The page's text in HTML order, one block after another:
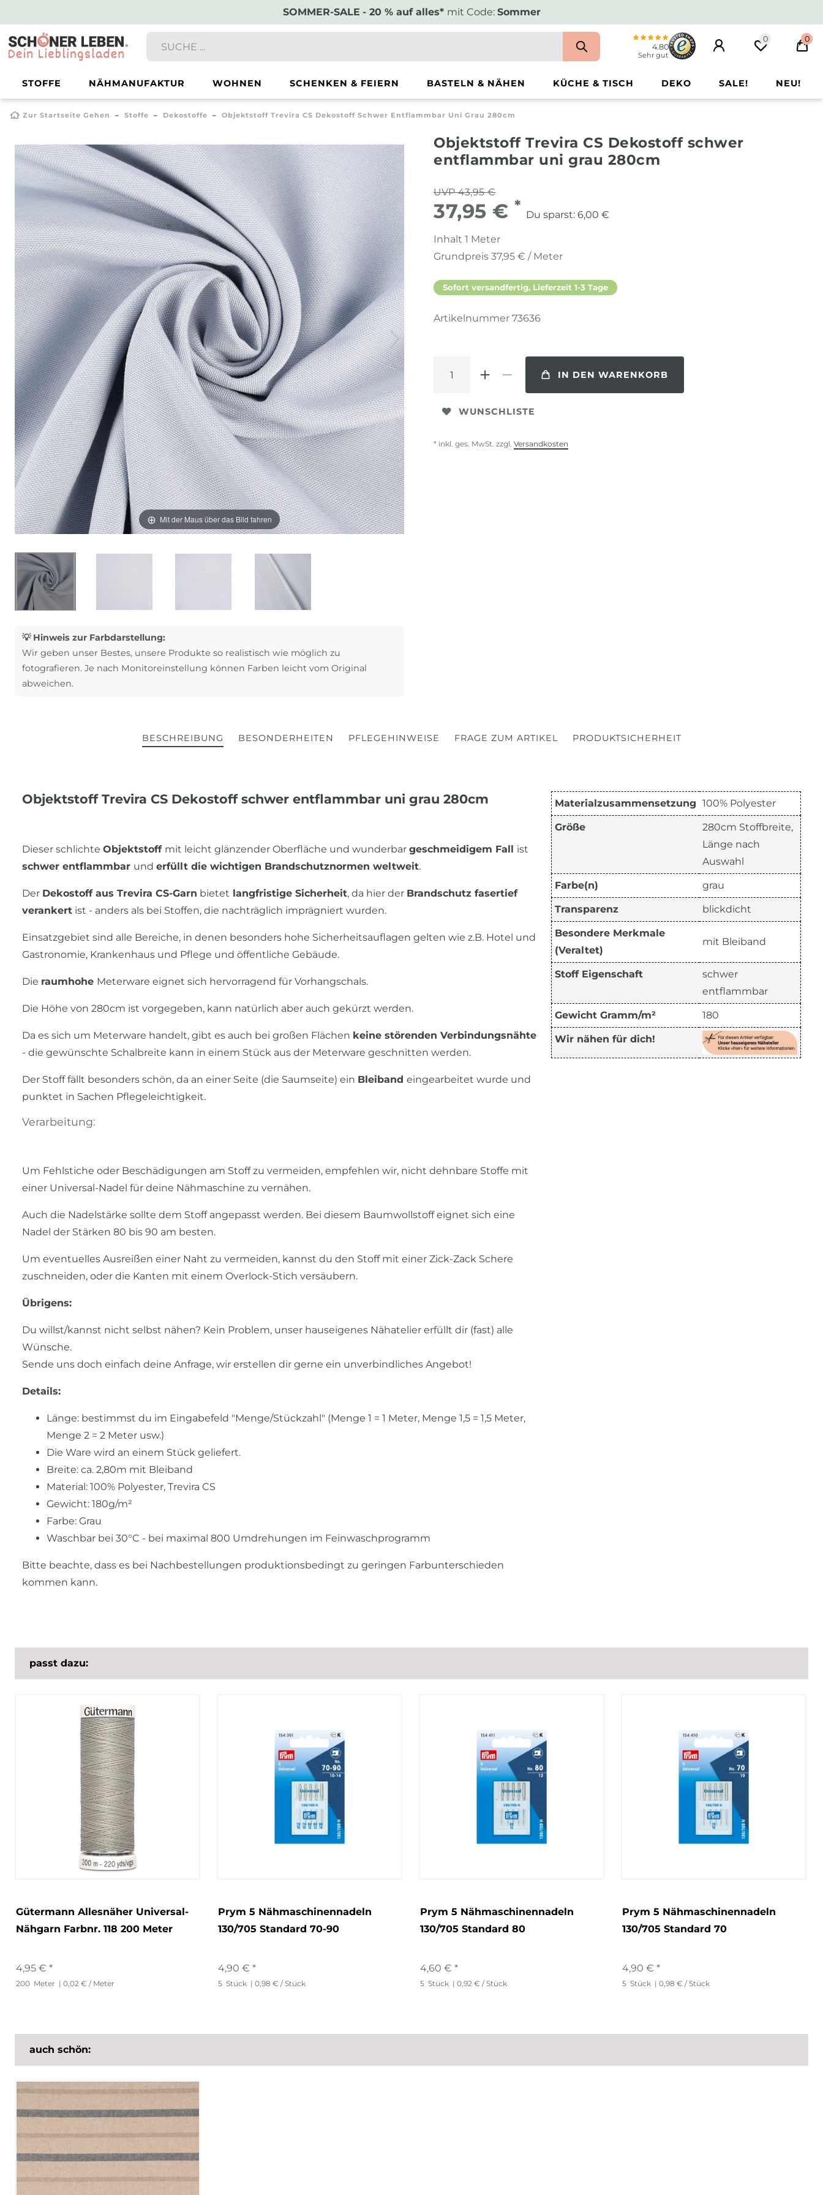
SOMMER-SALE - 20 % auf alles* mit Code: Sommer
4.80
Sehr gut
0 0
STOFFE NÄHMANUFAKTUR WOHNEN SCHENKEN & FEIERN BASTELN & NÄHEN KÜCHE & TISCH DEKO SALE! NEU!
Zur Startseite Gehen Stoffe Dekostoffe Objektstoff Trevira CS Dekostoff Schwer Entflammbar Uni Grau 280cm
Mit der Maus über das Bild fahren
💡 Hinweis zur Farbdarstellung:
Wir geben unser Bestes, unsere Produkte so realistisch wie möglich zu
fotografieren. Je nach Monitoreinstellung können Farben leicht vom Original
abweichen.
Objektstoff Trevira CS Dekostoff schwer
entflammbar uni grau 280cm
UVP 43,95 €
37,95 € *
Du sparst: 6,00 €
Inhalt 1 Meter
Grundpreis 37,95 € / Meter
Sofort versandfertig, Lieferzeit 1-3 Tage
Artikelnummer 73636
IN DEN WARENKORB
WUNSCHLISTE
* inkl. ges. MwSt. zzgl. Versandkosten
BESCHREIBUNG BESONDERHEITEN PFLEGEHINWEISE FRAGE ZUM ARTIKEL PRODUKTSICHERHEIT
Objektstoff Trevira CS Dekostoff schwer entflammbar uni grau 280cm
Dieser schlichte Objektstoff mit leicht glänzender Oberfläche und wunderbar geschmeidigem Fall ist
schwer entflammbar und erfüllt die wichtigen Brandschutznormen weltweit.
Der Dekostoff aus Trevira CS-Garn bietet langfristige Sicherheit, da hier der Brandschutz fasertief
verankert ist - anders als bei Stoffen, die nachträglich imprägniert wurden.
Einsatzgebiet sind alle Bereiche, in denen besonders hohe Sicherheitsauflagen gelten wie z.B. Hotel und
Gastronomie, Krankenhaus und Pflege und öffentliche Gebäude.
Die raumhohe Meterware eignet sich hervorragend für Vorhangschals.
Die Höhe von 280cm ist vorgegeben, kann natürlich aber auch gekürzt werden.
Da es sich um Meterware handelt, gibt es auch bei großen Flächen keine störenden Verbindungsnähte
- die gewünschte Schalbreite kann in einem Stück aus der Meterware geschnitten werden.
Der Stoff fällt besonders schön, da an einer Seite (die Saumseite) ein Bleiband eingearbeitet wurde und
punktet in Sachen Pflegeleichtigkeit.
Verarbeitung:
Um Fehlstiche oder Beschädigungen am Stoff zu vermeiden, empfehlen wir, nicht dehnbare Stoffe mit
einer Universal-Nadel für deine Nähmaschine zu vernähen.
Auch die Nadelstärke sollte dem Stoff angepasst werden. Bei diesem Baumwollstoff eignet sich eine
Nadel der Stärken 80 bis 90 am besten.
Um eventuelles Ausreißen einer Naht zu vermeiden, kannst du den Stoff mit einer Zick-Zack Schere
zuschneiden, oder die Kanten mit einem Overlock-Stich versäubern.
Übrigens:
Du willst/kannst nicht selbst nähen? Kein Problem, unser hauseigenes Nähatelier erfüllt dir (fast) alle
Wünsche.
Sende uns doch einfach deine Anfrage, wir erstellen dir gerne ein unverbindliches Angebot!
Details:
Länge: bestimmst du im Eingabefeld "Menge/Stückzahl" (Menge 1 = 1 Meter, Menge 1,5 = 1,5 Meter,
Menge 2 = 2 Meter usw.)
Die Ware wird an einem Stück geliefert.
Breite: ca. 2,80m mit Bleiband
Material: 100% Polyester, Trevira CS
Gewicht: 180g/m²
Farbe: Grau
Waschbar bei 30°C - bei maximal 800 Umdrehungen im Feinwaschprogramm
Bitte beachte, dass es bei Nachbestellungen produktionsbedingt zu geringen Farbunterschieden
kommen kann.
Materialzusammensetzung 100% Polyester
Größe
280cm Stoffbreite,
Länge nach
Auswahl
Farbe(n) grau
Transparenz blickdicht
Besondere Merkmale
(Veraltet)
mit Bleiband
Stoff Eigenschaft
schwer
entflammbar
Gewicht Gramm/m² 180
Wir nähen für dich!
passt dazu:
Gütermann Allesnäher Universal-
Nähgarn Farbnr. 118 200 Meter
4,95 € *
200 Meter | 0,02 € / Meter
Prym 5 Nähmaschinennadeln
130/705 Standard 70-90
4,90 € *
5 Stück | 0,98 € / Stück
Prym 5 Nähmaschinennadeln
130/705 Standard 80
4,60 € *
5 Stück | 0,92 € / Stück
Prym 5 Nähmaschinennadeln
130/705 Standard 70
4,90 € *
5 Stück | 0,98 € / Stück
auch schön: